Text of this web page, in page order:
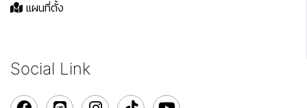
แผนที่ตั้ง
Social Link